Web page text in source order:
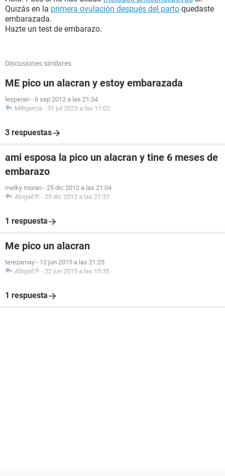
Quizás en la primera ovulación después del parto quedaste
embarazada.
Hazte un test de embarazo.
Discusiones similares
ME pico un alacran y estoy embarazada
lesperan - 6 sep 2012 a las 21:34
Miligarcia - 31 jul 2023 a las 11:02
3 respuestas
ami esposa la pico un alacran y tine 6 meses de
embarazo
melky moran - 25 dic 2012 a las 21:04
Abigail P. - 25 dic 2012 a las 21:37
1 respuesta
Me pico un alacran
terezamay - 12 jun 2015 a las 21:25
Abigail P. - 22 jun 2015 a las 15:35
1 respuesta